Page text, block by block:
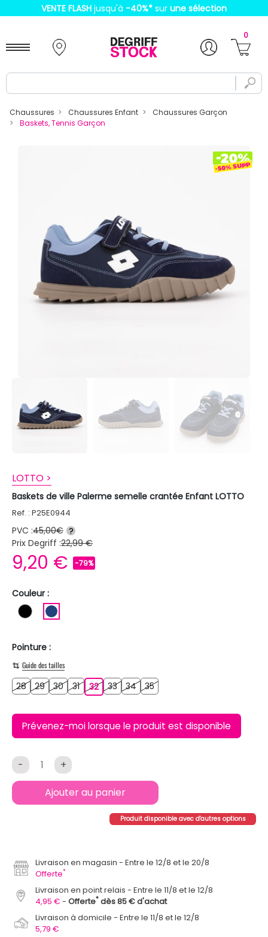
VENTE FLASH jusqu'à -40%* sur une sélection
0
Chaussures Chaussures Enfant
Chaussures Garçon
Baskets, Tennis Garçon
LOTTO >
Baskets de ville Palerme semelle crantée Enfant LOTTO
Ref. : P25E0944
PVC :45,00€ ?
Prix Degriff :22,99 €
9,20 € -79%
Couleur :
NOIR
Pointure :
Guide des tailles
2828292930303131 3232333334343535
Prévenez-moi lorsque le produit est disponible
- +
Ajouter au panier
Produit disponible avec d'autres options
Livraison en magasin
Entre le 12/8 et le 20/8
Offerte*
Livraison en point relais
Entre le 11/8 et le 12/8
4,95 €
Offerte* dès 85 € d'achat
Livraison à domicile
Entre le 11/8 et le 12/8
5,79 €